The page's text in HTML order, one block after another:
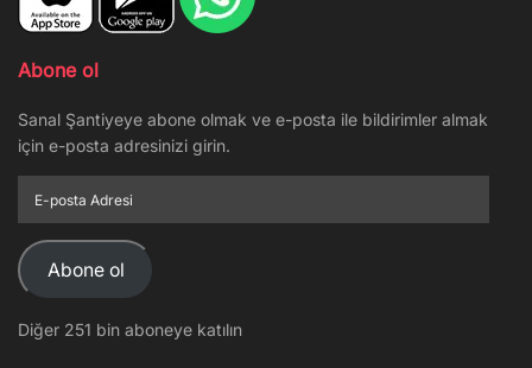
Abone ol
Sanal Şantiyeye abone olmak ve e-posta ile bildirimler almak
için e-posta adresinizi girin.
posta
Adresi
Abone ol
Diğer 251 bin aboneye katılın